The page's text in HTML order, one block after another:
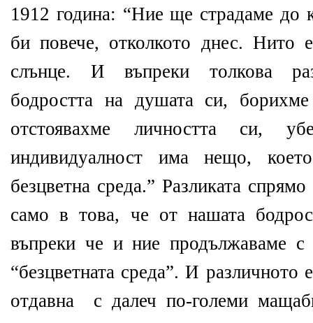
1912 година: “Ние ще страдаме до
би повече, отколкото днес. Нито
слънце. И въпреки толкова
бодростта на душата си,
отстоявахме личността си,
индивидуалност има нещо,
безцветна среда.” Разликата
само в това, че от нашата
въпреки че и ние продължаваме
“безцветната среда”. И различното
отдавна
с далеч по-големи